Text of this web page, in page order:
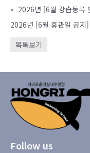
« 2026년 [6월 강습등록
2026년 [6월 휴관일 공지]
목록보기
Follow us